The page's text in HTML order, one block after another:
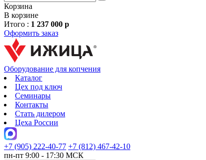
Корзина
В корзине
Итого : 1 237 000 р
Оформить заказ
Оборудование для копчения
Каталог
Цех под ключ
Семинары
Контакты
Стать дилером
Цеха России
+7 (905) 222-40-77 +7 (812) 467-42-10
пн-пт 9:00 - 17:30 МСК